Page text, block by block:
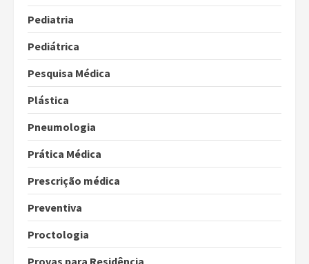
Pediatria
Pediátrica
Pesquisa Médica
Plástica
Pneumologia
Prática Médica
Prescrição médica
Preventiva
Proctologia
Provas para Residência